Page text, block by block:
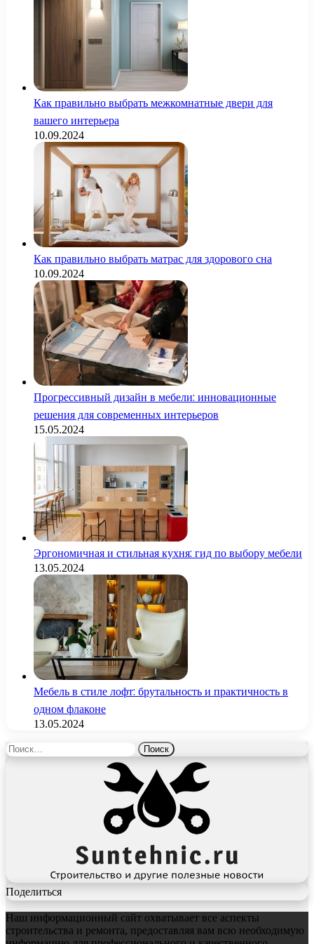
Как правильно выбрать межкомнатные двери для
вашего интерьера
10.09.2024
Как правильно выбрать матрас для здорового сна
10.09.2024
Прогрессивный дизайн в мебели: инновационные
решения для современных интерьеров
15.05.2024
Эргономичная и стильная кухня: гид по выбору мебели
13.05.2024
Мебель в стиле лофт: брутальность и практичность в
одном флаконе
13.05.2024
Найти:
Поделиться
Наш информационный сайт охватывает все аспекты
строительства и ремонта, предоставляя вам всю необходимую